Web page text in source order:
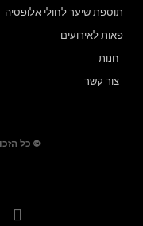
תוספת שיער לחולי אלופסיה
פאות לאירועים
חנות
צור קשר
© כל